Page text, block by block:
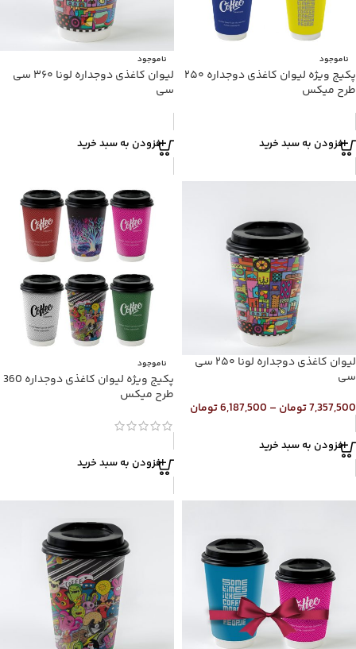
ناموجود
پکیج ویژه لیوان کاغذی دوجداره ۲۵۰
طرح میکس
افزودن به سبد خرید
ناموجود
لیوان کاغذی دوجداره لونا ۳۶۰ سی
سی
افزودن به سبد خرید
لیوان کاغذی دوجداره لونا ۲۵۰ سی
سی
7,357,500تومان –
6,187,500تومان
افزودن به سبد خرید
ناموجود
پکیج ویژه لیوان کاغذی دوجداره 360
طرح میکس
افزودن به سبد خرید